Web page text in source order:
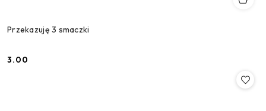
Przekazuję 3 smaczki
Cena:
3.00